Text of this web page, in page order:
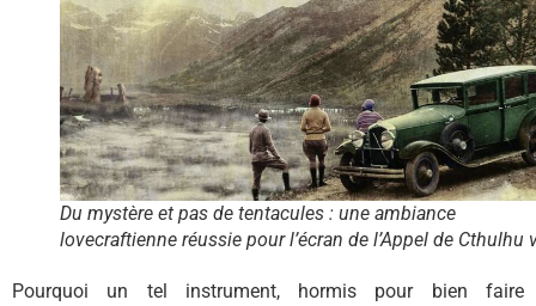
Du mystère et pas de tentacules : une ambiance
lovecraftienne réussie pour l’écran de l’Appel de Cthulhu
Pourquoi un tel instrument, hormis pour bien faire